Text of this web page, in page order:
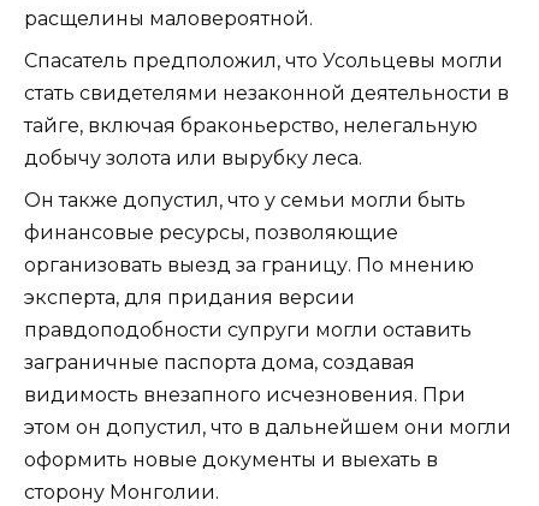
расщелины маловероятной.
Спасатель предположил, что Усольцевы могли
стать свидетелями незаконной деятельности в
тайге, включая браконьерство, нелегальную
добычу золота или вырубку леса.
Он также допустил, что у семьи могли быть
финансовые ресурсы, позволяющие
организовать выезд за границу. По мнению
эксперта, для придания версии
правдоподобности супруги могли оставить
заграничные паспорта дома, создавая
видимость внезапного исчезновения. При
этом он допустил, что в дальнейшем они могли
оформить новые документы и выехать в
сторону Монголии.